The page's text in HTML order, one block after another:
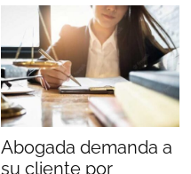
Abogada demanda a
su cliente por